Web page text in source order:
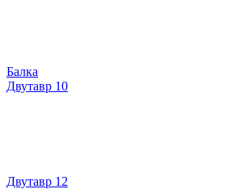
Балка
Двутавр 10
Двутавр 12